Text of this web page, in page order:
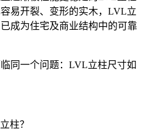
易开裂、变形的实木，LVL立
成为住宅及商业结构中的可靠
同一个问题：LVL立柱尺寸如
柱？